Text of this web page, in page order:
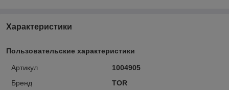
Характеристики
Пользовательские характеристики
Артикул
1004905
Бренд
TOR